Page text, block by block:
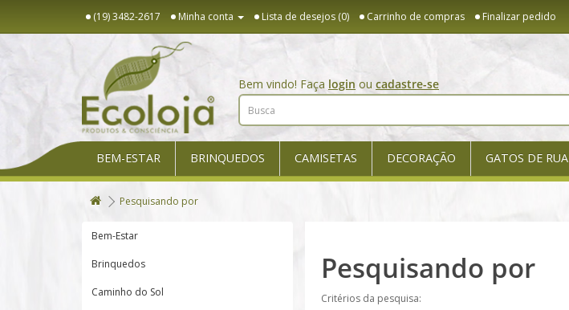
(19) 3482-2617 Minha conta Lista de desejos (0) Carrinho de compras Finalizar pedido
Bem vindo! Faça login ou cadastre-se
BEM-ESTAR BRINQUEDOS CAMISETAS DECORAÇÃO GATOS DE RUA
Pesquisando por
Bem-Estar
Brinquedos
Caminho do Sol
Pesquisando por
Critérios da pesquisa: